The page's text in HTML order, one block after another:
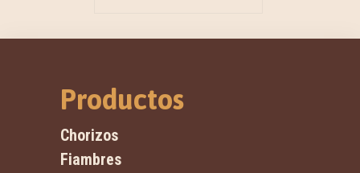
Productos
Chorizos
Fiambres